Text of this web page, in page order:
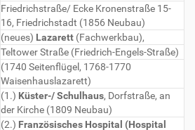
Friedrichstraße/ Ecke Kronenstraße 15-
16, Friedrichstadt (1856 Neubau)
(neues) Lazarett (Fachwerkbau),
Teltower Straße (Friedrich-Engels-Straße)
(1740 Seitenflügel, 1768-1770
Waisenhauslazarett)
(1.) Küster-/ Schulhaus, Dorfstraße, an
der Kirche (1809 Neubau)
(2.) Französisches Hospital (Hospital